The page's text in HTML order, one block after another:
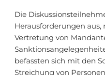
Die
Herausforderungen
Vertretung von
befassten sich mit den
Streichung von